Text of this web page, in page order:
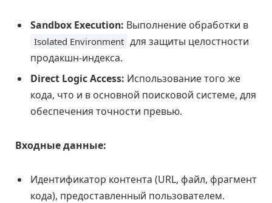
Sandbox Execution: Выполнение обработки в
Isolated Environment для защиты целостности
продакшн-индекса.
Direct Logic Access: Использование того же
кода, что и в основной поисковой системе, для
обеспечения точности превью.
Входные данные:
Идентификатор контента (URL, файл, фрагмент
кода), предоставленный пользователем.